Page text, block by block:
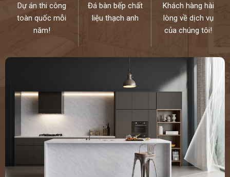
Dự án thi công
toàn quốc mỗi
năm!
Đá bàn bếp chất
liệu thạch anh
Khách hàng hài
lòng về dịch vụ
của chúng tôi!